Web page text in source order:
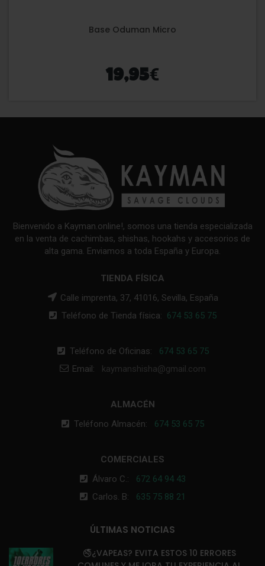
Base Oduman Micro
19,95€
Bienvenido a Kayman.online!, somos una tienda especializada
en la venta de cachimbas, shishas, hookahs y accesorios de
alta gama. Enviamos a toda España y Europa.
TIENDA FÍSICA
Calle imprenta, 37, 41016, Sevilla, España
Teléfono de Tienda física: 674 53 65 75
Teléfono de Oficinas: 674 53 65 75
Email: kaymanshisha@gmail.com
ALMACÉN
Teléfono Almacén: 674 53 65 75
COMERCIALES
Álvaro C.: 672 64 94 43
Carlos. B: 635 75 88 21
ÚLTIMAS NOTICIAS
🚭¿VAPEAS? EVITA ESTOS 10 ERRORES